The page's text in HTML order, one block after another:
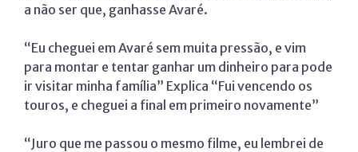
a não ser que, ganhasse Avaré.
“Eu cheguei em Avaré sem muita pressão, e vim
para montar e tentar ganhar um dinheiro para pode
ir visitar minha família” Explica “Fui vencendo os
touros, e cheguei a final em primeiro novamente”
“Juro que me passou o mesmo filme, eu lembrei de